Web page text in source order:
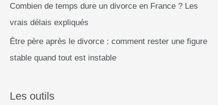
Combien de temps dure un divorce en France ? Les
vrais délais expliqués
Être père après le divorce : comment rester une figure
stable quand tout est instable
Les outils